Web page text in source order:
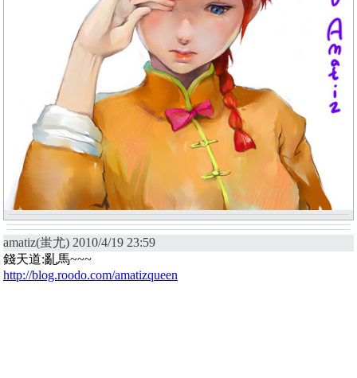
amatiz(蚩尤) 2010/4/19 23:59
錢天道:亂馬~~~
http://blog.roodo.com/amatizqueen